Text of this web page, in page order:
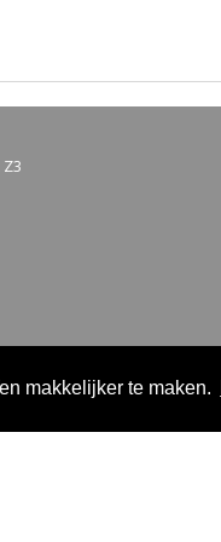
makkelijker te maken.